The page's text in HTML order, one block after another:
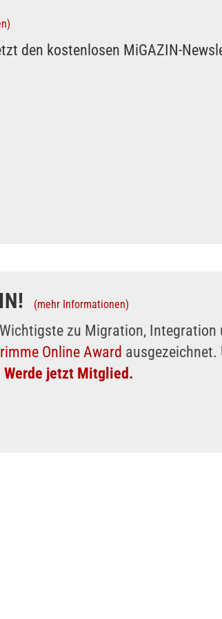
den kostenlosen MiGAZIN-
(mehr Informationen)
zu Migration, Integration
Online Award
Werde jetzt Mitglied.